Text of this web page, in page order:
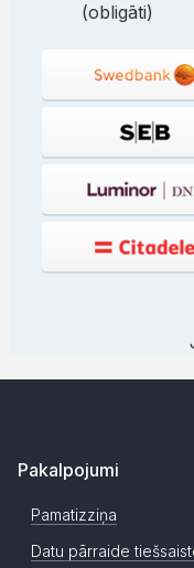
(obligāti)
Pakalpojumi
Pamatizziņa
Datu pārraide